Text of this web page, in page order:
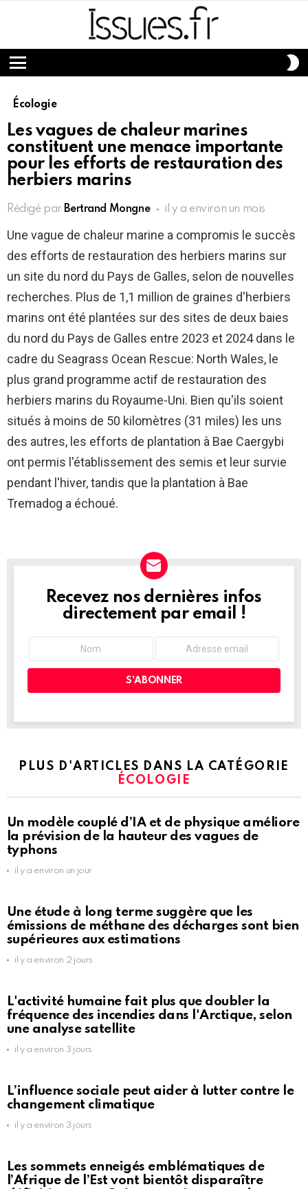
Menu
Écologie
Les vagues de chaleur marines
constituent une menace importante
pour les efforts de restauration des
herbiers marins
Rédigé par Bertrand Mongne il y a environ un mois
Une vague de chaleur marine a compromis le succès
des efforts de restauration des herbiers marins sur
un site du nord du Pays de Galles, selon de nouvelles
recherches. Plus de 1,1 million de graines d'herbiers
marins ont été plantées sur des sites de deux baies
du nord du Pays de Galles entre 2023 et 2024 dans le
cadre du Seagrass Ocean Rescue: North Wales, le
plus grand programme actif de restauration des
herbiers marins du Royaume-Uni. Bien qu'ils soient
situés à moins de 50 kilomètres (31 miles) les uns
des autres, les efforts de plantation à Bae Caergybi
ont permis l'établissement des semis et leur survie
pendant l'hiver, tandis que la plantation à Bae
Tremadog a échoué.
NEWSLETTER
Recevez nos dernières infos
directement par email !
PLUS D'ARTICLES DANS LA CATÉGORIE
ÉCOLOGIE
Un modèle couplé d’IA et de physique améliore
la prévision de la hauteur des vagues de
typhons
il y a environ un jour
Une étude à long terme suggère que les
émissions de méthane des décharges sont bien
supérieures aux estimations
il y a environ 2 jours
L'activité humaine fait plus que doubler la
fréquence des incendies dans l'Arctique, selon
une analyse satellite
il y a environ 3 jours
L’influence sociale peut aider à lutter contre le
changement climatique
il y a environ 3 jours
Les sommets enneigés emblématiques de
l’Afrique de l’Est vont bientôt disparaître